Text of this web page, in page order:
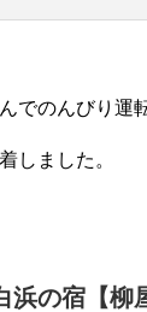
でのんびり運
しました。
浜の宿【柳